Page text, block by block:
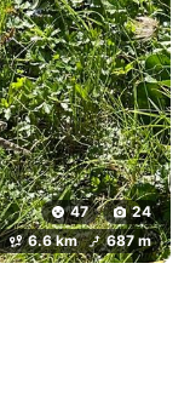
47
24
6.6 km 687 m